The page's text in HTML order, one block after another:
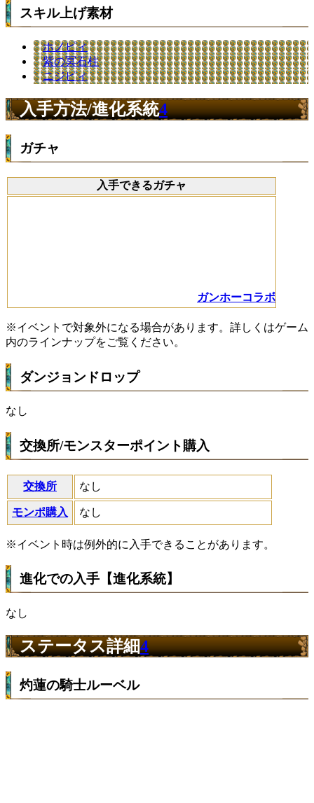
スキル上げ素材
ホノピィ
紫の冥石柱
ニジピィ
入手方法/進化系統4
ガチャ
入手できるガチャ
ガンホーコラボ
※イベントで対象外になる場合があります。詳しくはゲーム
内のラインナップをご覧ください。
ダンジョンドロップ
なし
交換所/モンスターポイント購入
交換所 なし
モンポ購入 なし
※イベント時は例外的に入手できることがあります。
進化での入手【進化系統】
なし
ステータス詳細4
灼蓮の騎士ルーベル